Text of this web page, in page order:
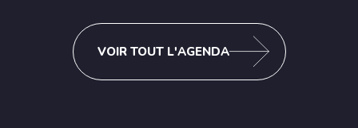
VOIR TOUT L'AGENDA